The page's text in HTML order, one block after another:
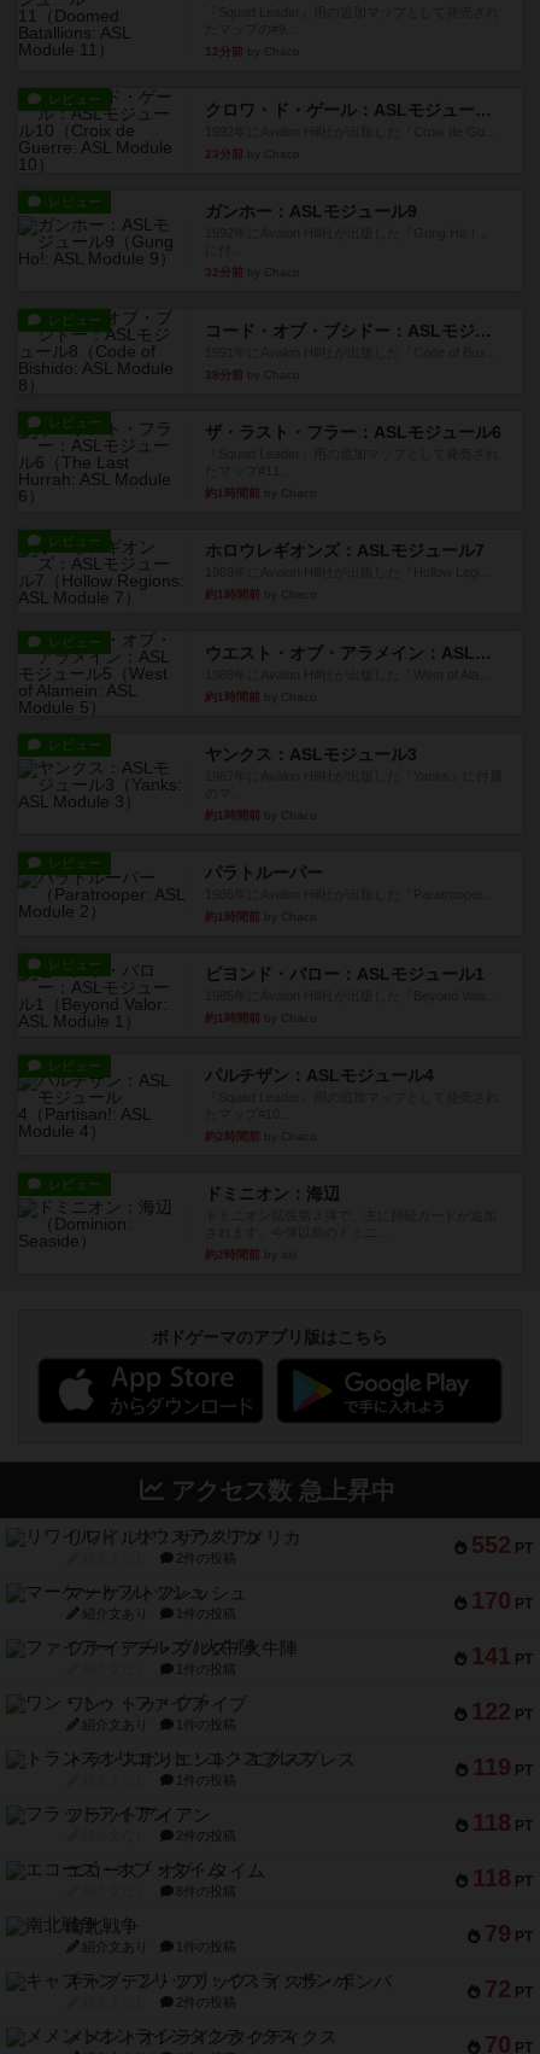
12分前
レビュー
クロワ・ド・ゲール：ASLモジュール10
23分前
レビュー ガンホー：ASLモジュール9
32分前
レビュー
コード・オブ・ブシドー：ASLモジュール8
38分前
レビュー ザ・ラスト・フラー：ASLモジュール6
約1時間前
レビュー ホロウレギオンズ：ASLモジュール7
約1時間前
レビュー
ウエスト・オブ・アラメイン：ASLモジュール5
約1時間前
レビュー ヤンクス：ASLモジュール3
約1時間前
レビュー パラトルーパー
約1時間前
レビュー ビヨンド・バロー：ASLモジュール1
約1時間前
レビュー パルチザン：ASLモジュール4
約2時間前
レビュー ドミニオン：海辺
約2時間前
ボドゲーマのアプリ版はこちら
アクセス数 急上昇中
552 PT
リワイルド：サウスアメリカ
2件の投稿
170 PT
マーケットフレッシュ
紹介文あり 1件の投稿
141 PT
ファイアー・ブルズ / 火牛陣
1件の投稿
122 PT
ワン・トゥ・ファイブ
紹介文あり 1件の投稿
119 PT
トランスオリエント・エクスプレス
1件の投稿
118 PT
フラットアイアン
2件の投稿
118 PT
エコーズ・オブ・タイム
8件の投稿
79 PT
南北戦争
紹介文あり 1件の投稿
72 PT
キャプテン・フリップ：イスラ・ボンバ
2件の投稿
70 PT
メメントオンラインタクティクス